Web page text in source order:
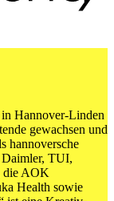
Hannover-Linden
gewachsen und
hannoversche
Daimler, TUI,
die AOK
Health sowie